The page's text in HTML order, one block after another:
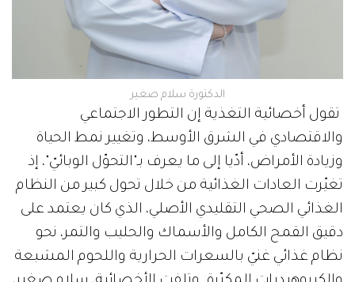
الدكتورة سلام صغير
تقول أخصائية التغذية إن التطور الاجتماعي
والاقتصادي في الشرق الأوسط، وتغيير نمط الحياة
وزيادة الأمراض، أدّيا إلى ما يعرف بـ"التحوّل الوبائيّ"، إذ
تغيّرت العادات الغذائية من خلال تحول كبير من النظام
الغذائي الصحي التقليدي الأصلي، الذي كان يعتمد على
دقيق القمح الكامل والأسماك والحليب والتمر، نحو
نظام غذائي غنيّ بالسعرات الحرارية واللحوم المشبعة